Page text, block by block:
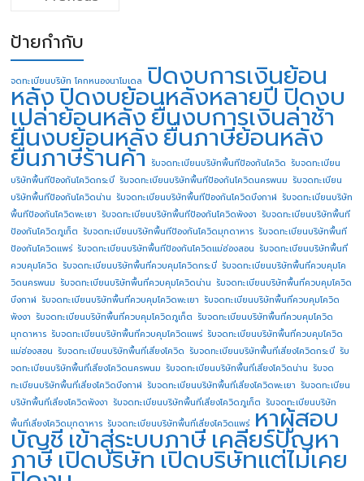
ป้ายกำกับ
จดทะเบียนบริษัท โคกหนองนาโมเดล ปิดงบการเงินย้อน
หลังปิดงบย้อนหลังหลายปี ปิดงบ
เปล่าย้อนหลังยื่นงบการเงินล่าช้า
ยื่นงบย้อนหลังยื่นภาษีย้อนหลัง
ยื่นภาษีร้านค้า รับจดทะเบียนบริษัทพื้นทีป้องกันโควิด รับจดทะเบียน
บริษัทพื้นทีป้องกันโควิดกระบี่ รับจดทะเบียนบริษัทพื้นทีป้องกันโควิดนครพนม รับจดทะเบียน
บริษัทพื้นทีป้องกันโควิดน่าน รับจดทะเบียนบริษัทพื้นทีป้องกันโควิดบึงกาฬ รับจดทะเบียนบริษัท
พื้นทีป้องกันโควิดพะเยา รับจดทะเบียนบริษัทพื้นทีป้องกันโควิดพังงา รับจดทะเบียนบริษัทพื้นที
ป้องกันโควิดภูเก็ต รับจดทะเบียนบริษัทพื้นทีป้องกันโควิดมุกดาหาร รับจดทะเบียนบริษัทพื้นที
ป้องกันโควิดแพร่ รับจดทะเบียนบริษัทพื้นทีป้องกันโควิดแม่ฮ่องสอน รับจดทะเบียนบริษัทพื้นที่
ควบคุมโควิด รับจดทะเบียนบริษัทพื้นที่ควบคุมโควิดกระบี่ รับจดทะเบียนบริษัทพื้นที่ควบคุมโค
วิดนครพนม รับจดทะเบียนบริษัทพื้นที่ควบคุมโควิดน่าน รับจดทะเบียนบริษัทพื้นที่ควบคุมโควิด
บึงกาฬ รับจดทะเบียนบริษัทพื้นที่ควบคุมโควิดพะเยา รับจดทะเบียนบริษัทพื้นที่ควบคุมโควิด
พังงา รับจดทะเบียนบริษัทพื้นที่ควบคุมโควิดภูเก็ต รับจดทะเบียนบริษัทพื้นที่ควบคุมโควิด
มุกดาหาร รับจดทะเบียนบริษัทพื้นที่ควบคุมโควิดแพร่ รับจดทะเบียนบริษัทพื้นที่ควบคุมโควิด
แม่ฮ่องสอน รับจดทะเบียนบริษัทพื้นที่เสี่ยงโควิด รับจดทะเบียนบริษัทพื้นที่เสี่ยงโควิดกระบี่ รับ
จดทะเบียนบริษัทพื้นที่เสี่ยงโควิดนครพนม รับจดทะเบียนบริษัทพื้นที่เสี่ยงโควิดน่าน รับจด
ทะเบียนบริษัทพื้นที่เสี่ยงโควิดบึงกาฬ รับจดทะเบียนบริษัทพื้นที่เสี่ยงโควิดพะเยา รับจดทะเบียน
บริษัทพื้นที่เสี่ยงโควิดพังงา รับจดทะเบียนบริษัทพื้นที่เสี่ยงโควิดภูเก็ต รับจดทะเบียนบริษัท
พื้นที่เสี่ยงโควิดมุกดาหาร รับจดทะเบียนบริษัทพื้นที่เสี่ยงโควิดแพร่ หาผู้สอบ
บัญชี เข้าสู่ระบบภาษี เคลียร์ปัญหา
ภาษีเปิดบริษัทเปิดบริษัทแต่ไม่เคย